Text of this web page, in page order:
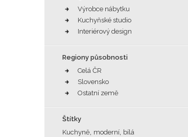
Výrobce nábytku
Kuchyňské studio
Interiérový design
Regiony působnosti
Celá ČR
Slovensko
Ostatní země
Štítky
Kuchyně moderní bílá